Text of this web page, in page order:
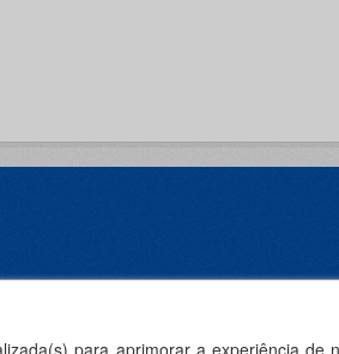
para aprimorar a experiência